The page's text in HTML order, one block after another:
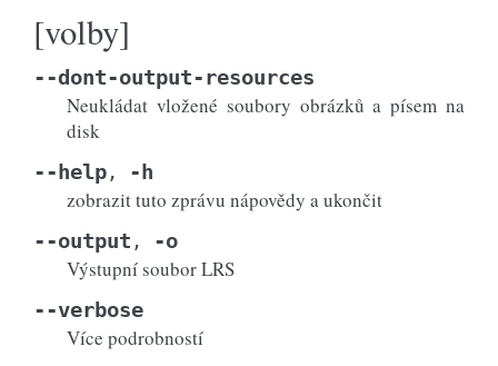
[volby]
--dont-output-resources
Neukládat vložené soubory obrázků a písem na
disk
--help , -h
zobrazit tuto zprávu nápovědy a ukončit
--output , -o
Výstupní soubor LRS
--verbose
Více podrobností